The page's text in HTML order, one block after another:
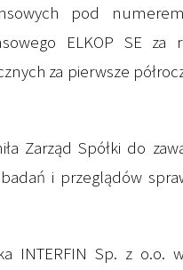
pod
ELKOP SE
za pierwsze
Zarząd Spółki do
i przeglądów
INTERFIN Sp. z